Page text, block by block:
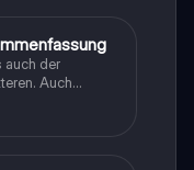
auch der
Auch